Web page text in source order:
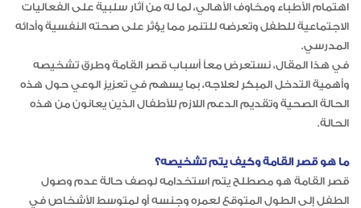
اهتمام الأطباء ومخاوف الأهالي، لما له من آثار سلبية على الفعاليات
الاجتماعية للطفل وتعرضه للتنمر مما يؤثر على صحته النفسية وأدائه
المدرسي.
في هذا المقال، نستعرض معاً أسباب قصر القامة وطرق تشخيصه
وأهمية التدخل المبكر لعلاجه، بما يسهم في تعزيز الوعي حول هذه
الحالة الصحية وتقديم الدعم اللازم للأطفال الذين يعانون من هذه
الحالة.
ما هو قصر القامة وكيف يتم تشخيصه؟
قصر القامة هو مصطلح يتم استخدامه لوصف حالة عدم وصول
الطفل إلى الطول المتوقع لعمره وجنسه أو لمتوسط الأشخاص في